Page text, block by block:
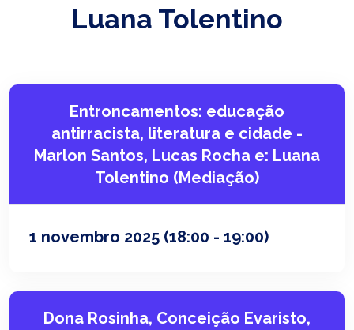
Luana Tolentino
Entroncamentos: educação
antirracista, literatura e cidade -
Marlon Santos, Lucas Rocha e: Luana
Tolentino (Mediação)
1 novembro 2025 (18:00 - 19:00)
Dona Rosinha, Conceição Evaristo,